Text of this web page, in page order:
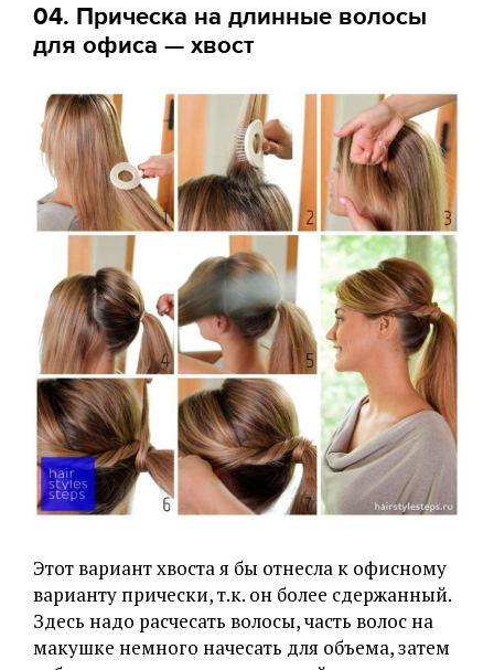
04. Прическа на длинные волосы
для офиса — хвост
Этот вариант хвоста я бы отнесла к офисному
варианту прически, т.к. он более сдержанный.
Здесь надо расчесать волосы, часть волос на
макушке немного начесать для объема, затем